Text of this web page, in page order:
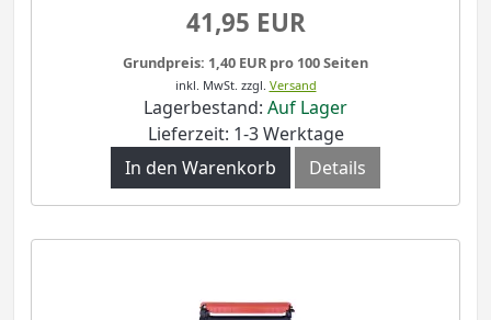
41,95 EUR
Grundpreis: 1,40 EUR pro 100 Seiten
inkl. MwSt. zzgl. Versand
Lagerbestand: Auf Lager
Lieferzeit: 1-3 Werktage
In den Warenkorb
Details